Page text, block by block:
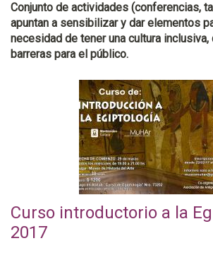
Conjunto de actividades (conferencias,
apuntan a sensibilizar y dar elementos
necesidad de tener una cultura
barreras para el público.
Curso introductorio a la
2017